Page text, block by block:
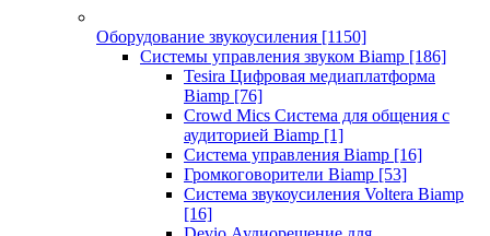
Оборудование звукоусиления [1150]
Системы управления звуком Biamp [186]
Tesira Цифровая медиаплатформа
Biamp [76]
Crowd Mics Система для общения с
аудиторией Biamp [1]
Система управления Biamp [16]
Громкоговорители Biamp [53]
Система звукоусиления Voltera Biamp
[16]